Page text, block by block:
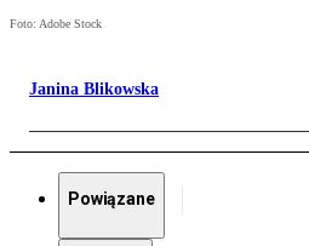
Foto: Adobe Stock
Janina Blikowska
Powiązane